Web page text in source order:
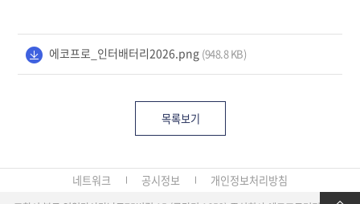
에코프로_인터배터리2026.png (948.8 KB)
목록보기
네트워크 공시정보 개인정보처리방침